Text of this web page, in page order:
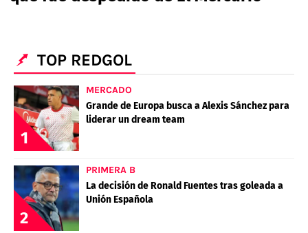
CONTACTO
ENTREVISTAS
Ad Choices
TOP REDGOL
1
MERCADO
Grande de Europa busca a Alexis Sánchez para
liderar un dream team
2
PRIMERA B
La decisión de Ronald Fuentes tras goleada a
Unión Española